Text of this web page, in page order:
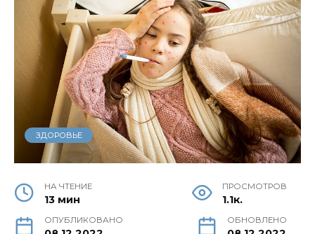
ЗДОРОВЬЕ
НА ЧТЕНИЕ
13 мин
ПРОСМОТРОВ
1.1к.
ОПУБЛИКОВАНО ОБНОВЛЕНО